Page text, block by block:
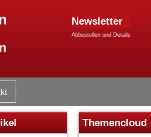
Newsletter
Abbestellen und Details
Themencloud